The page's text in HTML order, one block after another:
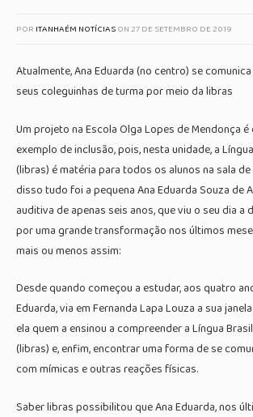
POR ITANHAÉM NOTÍCIASON27 DE SETEMBRO DE 2019
Atualmente, Ana Eduarda (no centro) se
seus coleguinhas de turma por meio da libras
Um projeto na Escola Olga Lopes de Mendonça
exemplo de inclusão, pois, nesta unidade, a
(libras) é matéria para todos os alunos na sala
disso tudo foi a pequena Ana Eduarda Souza de
auditiva de apenas seis anos, que viu o seu dia a
por uma grande transformação nos últimos
mais ou menos assim:
Desde quando começou a estudar, aos quatro
Eduarda, via em Fernanda Lapa Louza a sua
ela quem a ensinou a compreender a Língua
(libras) e, enfim, encontrar uma forma de se
com mímicas e outras reações físicas.
Saber libras possibilitou que Ana Eduarda, nos